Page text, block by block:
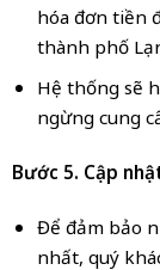
hóa đơn tiền
thành phố
Hệ thống sẽ
ngừng cung
Bước 5. Cập
Để đảm bảo
nhất, quý